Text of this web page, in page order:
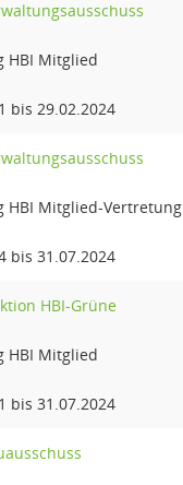
HBI Mitglied
bis 29.02.2024
HBI Mitglied-Vertretung
bis 31.07.2024
HBI-Grüne
HBI Mitglied
bis 31.07.2024